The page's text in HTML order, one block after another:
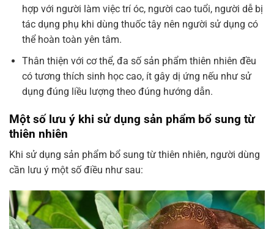
hợp với người làm việc trí óc, người cao tuổi, người dễ bị
tác dụng phụ khi dùng thuốc tây nên người sử dụng có
thể hoàn toàn yên tâm.
Thân thiện với cơ thể, đa số sản phẩm thiên nhiên đều
có tương thích sinh học cao, ít gây dị ứng nếu như sử
dụng đúng liều lượng theo đúng hướng dẫn.
Một số lưu ý khi sử dụng sản phẩm bổ sung từ
thiên nhiên
Khi sử dụng sản phẩm bổ sung từ thiên nhiên, người dùng
cần lưu ý một số điều như sau: